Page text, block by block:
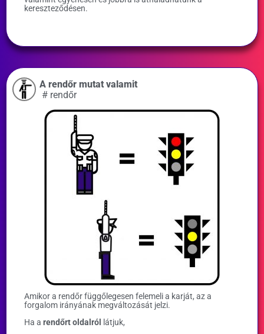
kereszteződésen.
A rendőr mutat valamit
# rendőr
Amikor a rendőr függőlegesen felemeli a karját, az a
forgalom irányának megváltozását jelzi.
Ha a rendőrt oldalról látjuk,